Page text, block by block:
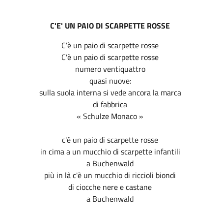
C'E' UN PAIO DI SCARPETTE ROSSE
C’è un paio di scarpette rosse
C'è un paio di scarpette rosse
numero ventiquattro
quasi nuove:
sulla suola interna si vede ancora la marca
di fabbrica
« Schulze Monaco »
c'è un paio di scarpette rosse
in cima a un mucchio di scarpette infantili
a Buchenwald
più in là c'è un mucchio di riccioli biondi
di ciocche nere e castane
a Buchenwald